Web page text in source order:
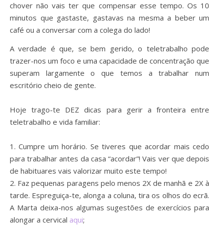
chover não vais ter que compensar esse tempo. Os 10
minutos que gastaste, gastavas na mesma a beber um
café ou a conversar com a colega do lado!⁣
A verdade é que, se bem gerido, o teletrabalho pode
trazer-nos um foco e uma capacidade de concentração que
superam largamente o que temos a trabalhar num
escritório cheio de gente.
Hoje trago-te DEZ dicas para gerir a fronteira entre
teletrabalho e vida familiar:⁣
1. Cumpre um horário. Se tiveres que acordar mais cedo
para trabalhar antes da casa “acordar”! Vais ver que depois
de habituares vais valorizar muito este tempo! ⁣
2. Faz pequenas paragens pelo menos 2X de manhã e 2X à
tarde. Espreguiça-te, alonga a coluna, tira os olhos do ecrã.
A Marta deixa-nos algumas sugestões de exercícios para
alongar a cervical aqui; ⁣